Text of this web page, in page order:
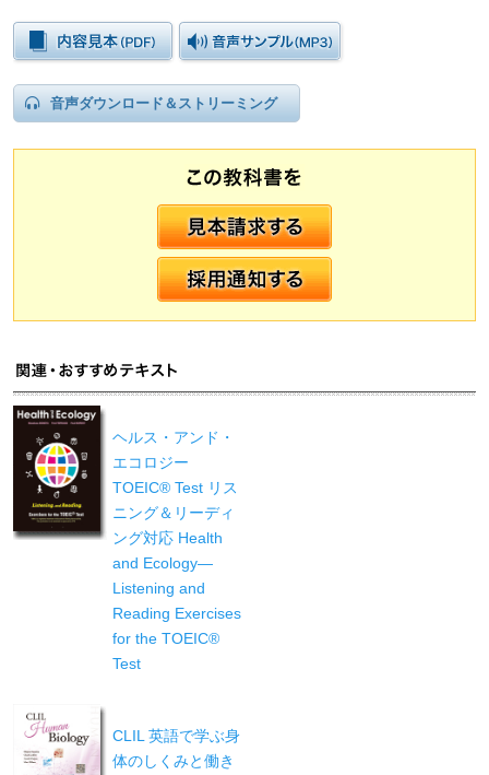
音声ダウンロード＆ストリーミング
ヘルス・アンド・
エコロジー
TOEIC® Test リス
ニング＆リーディ
ング対応 Health
and Ecology—
Listening and
Reading Exercises
for the TOEIC®
Test
CLIL 英語で学ぶ身
体のしくみと働き